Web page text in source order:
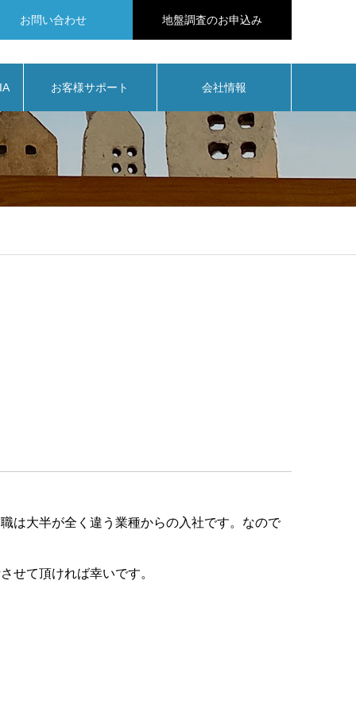
お問い合わせ 地盤調査のお申込み
お客様サポート 会社情報
は大半が全く違う業種からの入社です。なので
せて頂ければ幸いです。